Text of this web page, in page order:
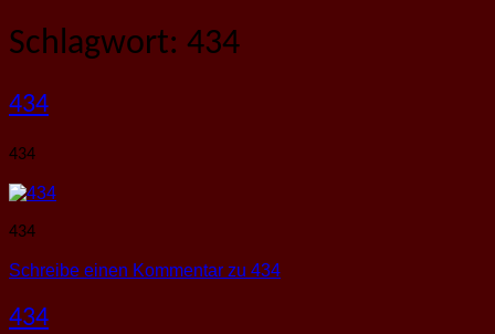
Schlagwort: 434
434
434
434
Schreibe einen Kommentar zu 434
434